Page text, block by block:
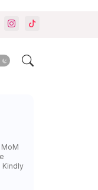
Kindly